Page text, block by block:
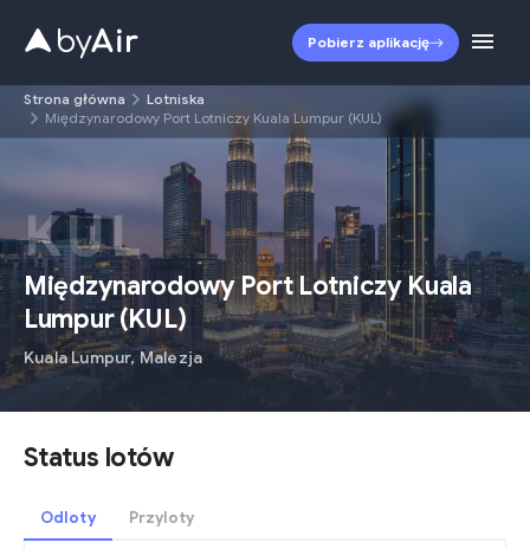
Pobierz aplikację
Strona główna
Lotniska
Międzynarodowy Port Lotniczy Kuala Lumpur (KUL)
KUL
Międzynarodowy Port Lotniczy Kuala
Lumpur(KUL)
Kuala Lumpur,Malezja
Status lotów
Odloty Przyloty